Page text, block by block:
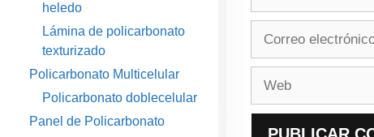
heledo
Lámina de policarbonato
texturizado
Policarbonato Multicelular
Policarbonato doblecelular
Panel de Policarbonato